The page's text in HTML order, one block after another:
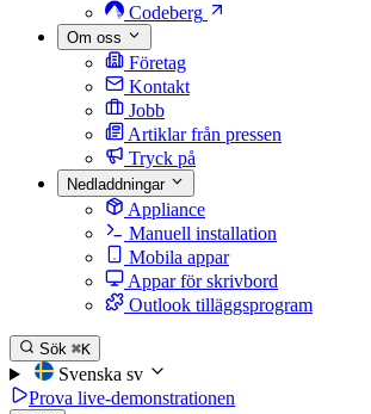
Codeberg
Om oss
Företag
Kontakt
Jobb
Artiklar från pressen
Tryck på
Nedladdningar
Appliance
Manuell installation
Mobila appar
Appar för skrivbord
Outlook tilläggsprogram
Sök ⌘K
Svenska sv
Prova live-demonstrationen